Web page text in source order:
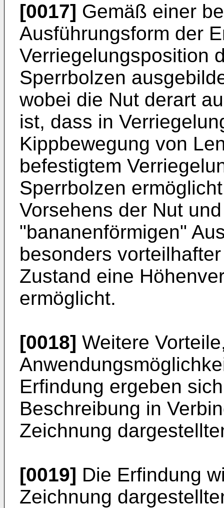
[0017] Gemäß einer
Ausführungsform der
Verriegelungsposition
Sperrbolzen
wobei die Nut derart
ist, dass in
Kippbewegung von
befestigtem
Sperrbolzen
Vorsehens der Nut
"bananenförmigen"
besonders
Zustand eine
ermöglicht.
[0018] Weitere
Erfindung ergeben
Beschreibung in
Zeichnung
[0019] Die Erfindung
Zeichnung